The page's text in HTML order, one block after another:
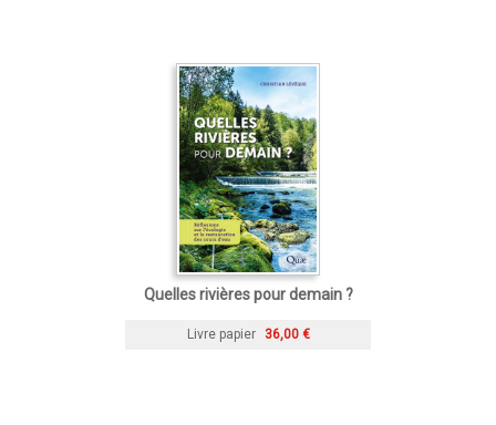
Quelles rivières pour demain ?
Livre papier 36,00 €